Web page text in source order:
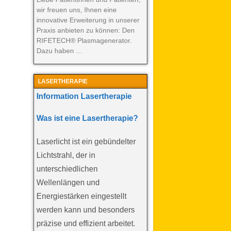
wir freuen uns, Ihnen eine
innovative Erweiterung in unserer
Praxis anbieten zu können: Den
RIFETECH® Plasmagenerator.
Dazu haben …
LASERTHERAPIE
Information Lasertherapie
Was ist eine Lasertherapie?
Laserlicht ist ein gebündelter
Lichtstrahl, der in
unterschiedlichen
Wellenlängen und
Energiestärken eingestellt
werden kann und besonders
präzise und effizient arbeitet.